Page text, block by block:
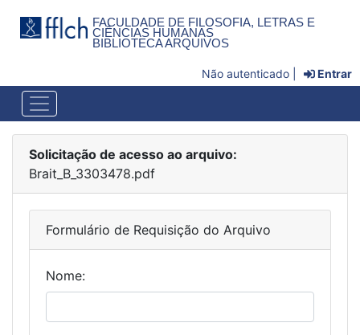
FACULDADE DE FILOSOFIA, LETRAS E
CIÊNCIAS HUMANAS
BIBLIOTECA ARQUIVOS
Não autenticado | Entrar
Solicitação de acesso ao arquivo:
Brait_B_3303478.pdf
Formulário de Requisição do Arquivo
Nome: